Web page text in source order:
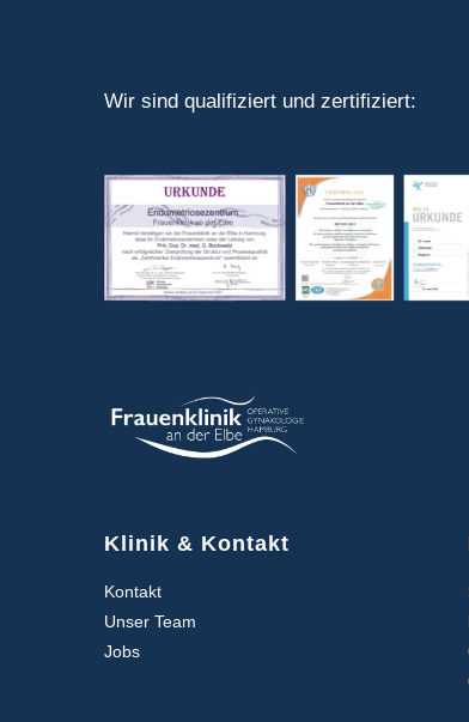
Wir sind qualifiziert und zertifiziert:
Klinik & Kontakt
Kontakt
Unser Team
Jobs